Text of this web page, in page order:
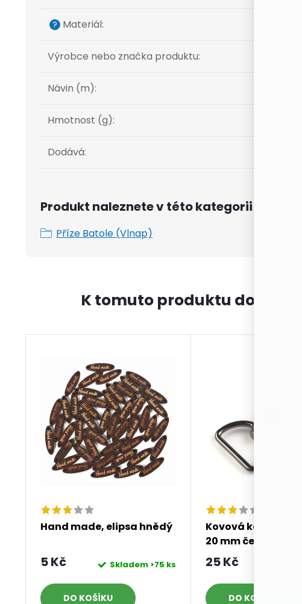
? Materiál:
Výrobce nebo značka produktu:
Návin (m):
Hmotnost (g):
Dodává:
Produkt naleznete v této kategorii
Příze Batole (Vlnap)
K tomuto produktu
Hand made, elipsa hnědý
5 Kč Skladem >75 ks
DO KOŠÍKU
Kovová karabina
20 mm černý nikl
25 Kč
DO KOŠÍKU